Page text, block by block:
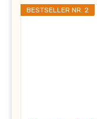
BESTSELLER NR. 2